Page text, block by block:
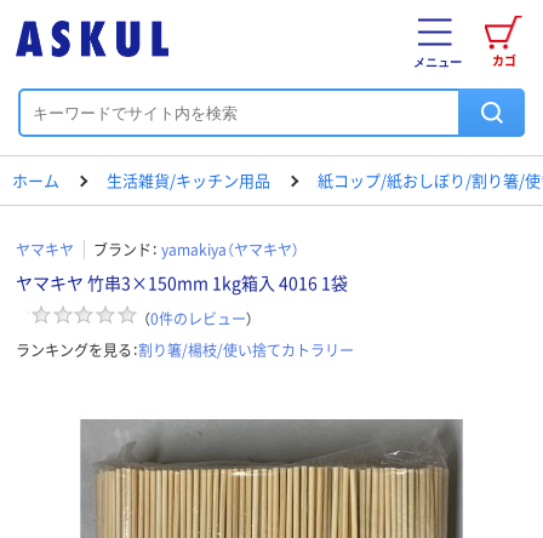
カゴ
メニュー
ホーム 生活雑貨/キッチン用品 紙コップ/紙おしぼり/割り箸/
ヤマキヤ ブランド： yamakiya（ヤマキヤ）
ヤマキヤ 竹串3×150mm 1kg箱入 4016 1袋
（0件のレビュー）
ランキングを見る：割り箸/楊枝/使い捨てカトラリー